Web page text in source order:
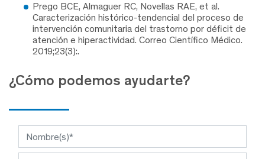
Prego BCE, Almaguer RC, Novellas RAE, et al.
Caracterización histórico-tendencial del proceso de
intervención comunitaria del trastorno por déficit de
atención e hiperactividad. Correo Científico Médico.
2019;23(3):.
¿Cómo podemos ayudarte?